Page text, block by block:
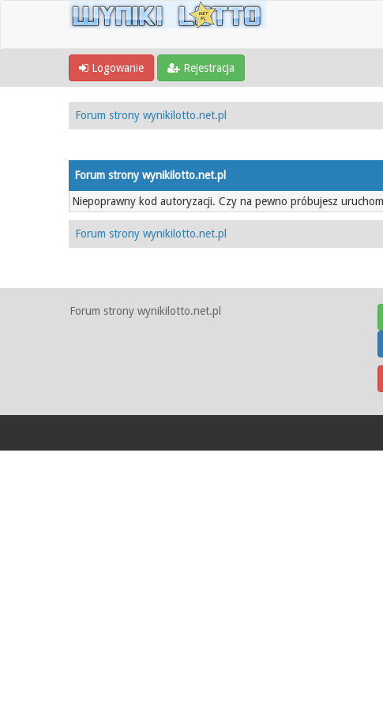
Logowanie Rejestracja
Forum strony wynikilotto.net.pl
Forum strony wynikilotto.net.pl
Niepoprawny kod autoryzacji. Czy na pewno próbujesz
Forum strony wynikilotto.net.pl
Forum strony wynikilotto.net.pl